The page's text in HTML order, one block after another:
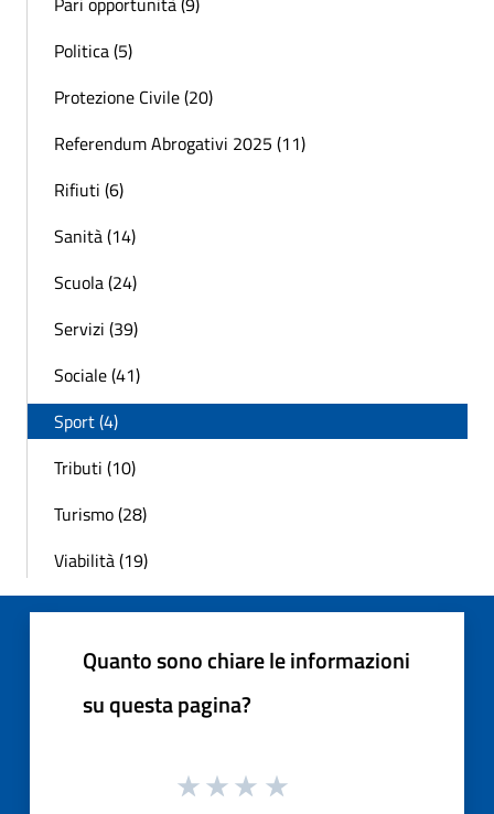
Politica (5)
Protezione Civile (20)
Referendum Abrogativi 2025 (11)
Rifiuti (6)
Sanità (14)
Scuola (24)
Servizi (39)
Sociale (41)
Sport (4)
Tributi (10)
Turismo (28)
Viabilità (19)
Quanto sono chiare le informazioni
su questa pagina?